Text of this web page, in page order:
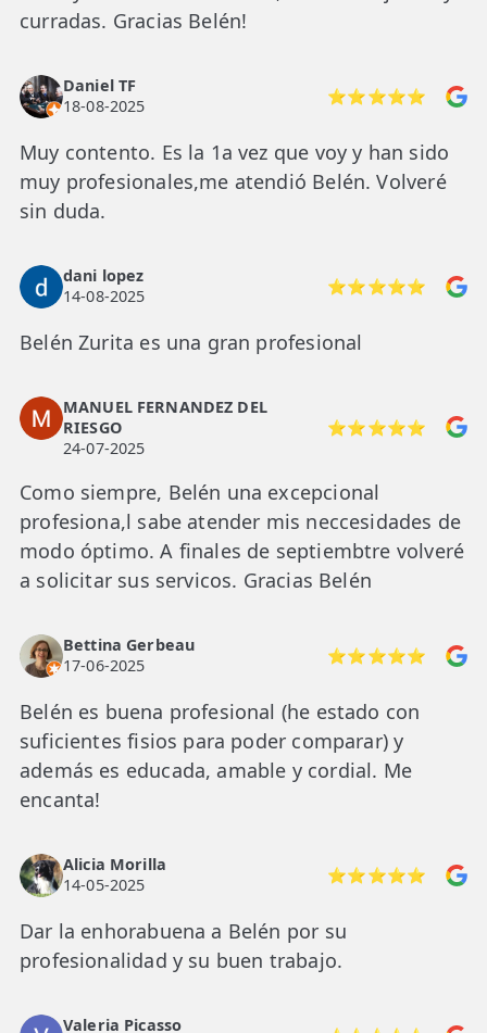
curradas. Gracias Belén!
Daniel TF
18-08-2025
⭐⭐⭐⭐⭐
Muy contento. Es la 1a vez que voy y han sido
muy profesionales,me atendió Belén. Volveré
sin duda.
dani lopez
14-08-2025
⭐⭐⭐⭐⭐
Belén Zurita es una gran profesional
MANUEL FERNANDEZ DEL
RIESGO
24-07-2025
⭐⭐⭐⭐⭐
Como siempre, Belén una excepcional
profesiona,l sabe atender mis neccesidades de
modo óptimo. A finales de septiembtre volveré
a solicitar sus servicos. Gracias Belén
Bettina Gerbeau
17-06-2025
⭐⭐⭐⭐⭐
Belén es buena profesional (he estado con
suficientes fisios para poder comparar) y
además es educada, amable y cordial. Me
encanta!
Alicia Morilla
14-05-2025
⭐⭐⭐⭐⭐
Dar la enhorabuena a Belén por su
profesionalidad y su buen trabajo.
Valeria Picasso